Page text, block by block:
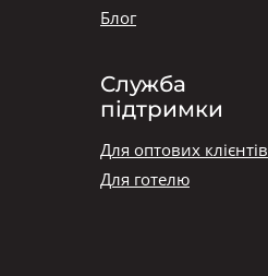
Блог
Служба
підтримки
Для оптових клієнтів
Для готелю